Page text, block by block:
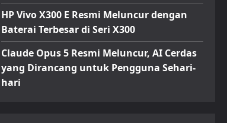
HP Vivo X300 E Resmi Meluncur dengan
Baterai Terbesar di Seri X300
Claude Opus 5 Resmi Meluncur, AI Cerdas
yang Dirancang untuk Pengguna Sehari-
hari